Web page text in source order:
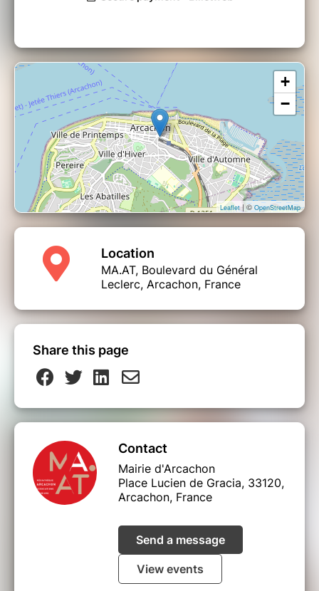
+
−
Leaflet| ©OpenStreetMap
Location
MA.AT, Boulevard du Général
Leclerc, Arcachon, France
Share this page
Contact
Mairie d'Arcachon
Place Lucien de Gracia, 33120,
Arcachon, France
Send a message
View events